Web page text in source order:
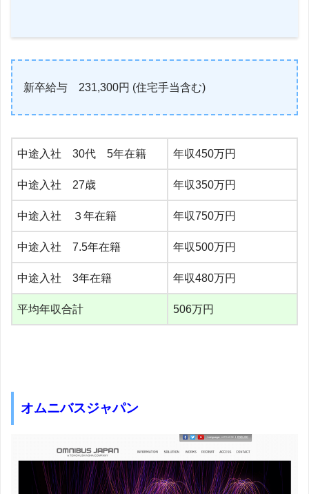
新卒給与 231,300円 (住宅手当含む)
中途入社 30代 5年在籍 年収450万円
中途入社 27歳 年収350万円
中途入社 ３年在籍 年収750万円
中途入社 7.5年在籍 年収500万円
中途入社 3年在籍 年収480万円
平均年収合計 506万円
オムニバスジャパン